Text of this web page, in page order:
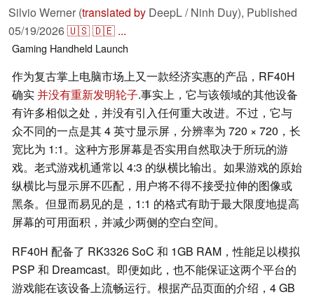
Silvio Werner (translated by DeepL / Ninh Duy), Published
05/19/2026🇺🇸🇩🇪 ...
Gaming Handheld Launch
作为复古掌上电脑市场上又一款经济实惠的产品，RF40H
确实并没有重新发明轮子.事实上，它与该领域的其他设备
有许多相似之处，并没有引入任何重大改进。不过，它与
众不同的一点是其 4 英寸显示屏，分辨率为 720 × 720，长
宽比为 1:1。这种方形屏幕是否实用自然取决于所玩的游
戏。老式游戏机通常以 4:3 的纵横比输出。如果游戏的原始
纵横比与显示屏不匹配，用户将不得不接受拉伸的图像或
黑条。但显而易见的是，1:1 的格式有助于最大限度地提高
屏幕的可用面积，并减少两侧的空白空间。
RF40H 配备了 RK3326 SoC 和 1GB RAM，性能足以模拟
PSP 和 Dreamcast。即便如此，也不能保证这两个平台的
游戏能在该设备上流畅运行。根据产品页面的介绍，4 GB